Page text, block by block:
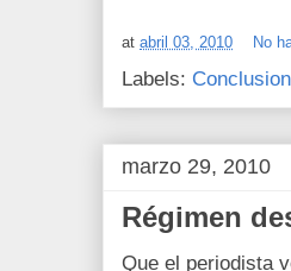
at abril 03, 2010 No
Labels:
marzo 29, 2010
Régimen
Que el periodista